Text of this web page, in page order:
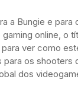
a Bungie e para
online, o
ver como
para os shooters
dos